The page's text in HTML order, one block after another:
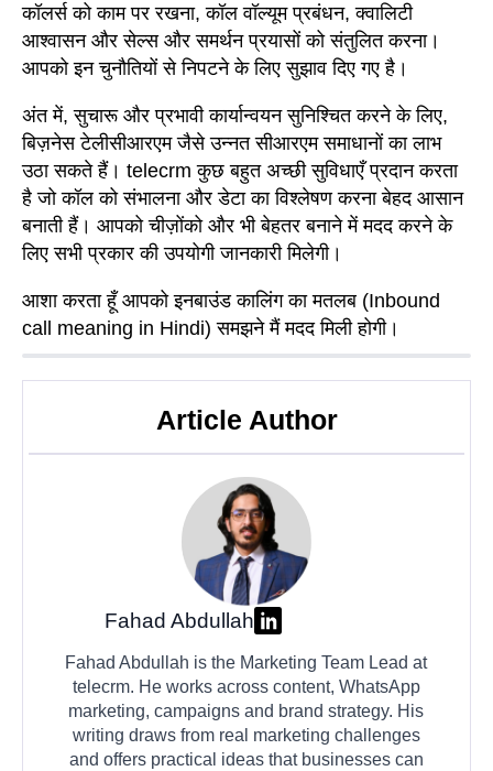
कॉलर्स को काम पर रखना, कॉल वॉल्यूम प्रबंधन, क्वालिटी
आश्वासन और सेल्स और समर्थन प्रयासों को संतुलित करना।
आपको इन चुनौतियों से निपटने के लिए सुझाव दिए गए है।
अंत में, सुचारू और प्रभावी कार्यान्वयन सुनिश्चित करने के लिए,
बिज़नेस टेलीसीआरएम जैसे उन्नत सीआरएम समाधानों का लाभ
उठा सकते हैं। telecrm कुछ बहुत अच्छी सुविधाएँ प्रदान करता
है जो कॉल को संभालना और डेटा का विश्लेषण करना बेहद आसान
बनाती हैं। आपको चीज़ोंको और भी बेहतर बनाने में मदद करने के
लिए सभी प्रकार की उपयोगी जानकारी मिलेगी।
आशा करता हूँ आपको इनबाउंड कालिंग का मतलब (Inbound
call meaning in Hindi) समझने मैं मदद मिली होगी।
Article Author
Fahad Abdullah
Fahad Abdullah is the Marketing Team Lead at
telecrm. He works across content, WhatsApp
marketing, campaigns and brand strategy. His
writing draws from real marketing challenges
and offers practical ideas that businesses can